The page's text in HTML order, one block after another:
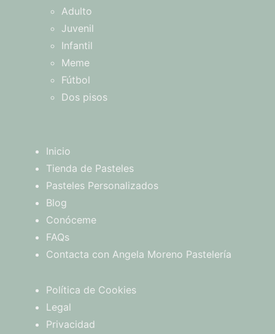
Adulto
Juvenil
Infantil
Meme
Fútbol
Dos pisos
Inicio
Tienda de Pasteles
Pasteles Personalizados
Blog
Conóceme
FAQs
Contacta con Angela Moreno Pastelería
Política de Cookies
Legal
Privacidad